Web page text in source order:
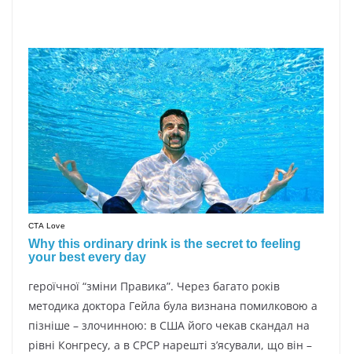
героїчної “зміни Правика”. Через багато років
методика доктора Гейла була визнана помилковою а
пізніше – злочинною: в США його чекав скандал на
рівні Конгресу, а в СРСР нарешті з’ясували, що він –